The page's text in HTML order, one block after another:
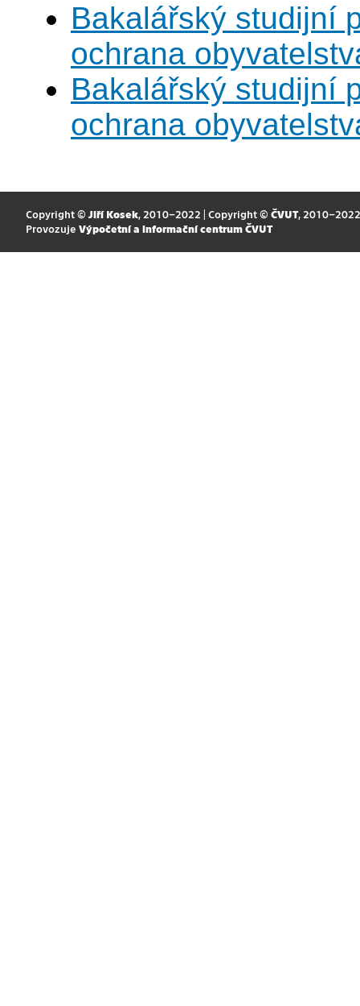
Bakalářský studijní
ochrana
Bakalářský studijní
ochrana
Copyright © Jiří Kosek, 2010–2022 | Copyright © ČVUT, 2010–2022
Provozuje Výpočetní a informační centrum ČVUT